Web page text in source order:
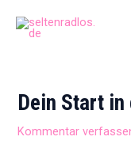
Inhalt
Dein Start in
Kommentar